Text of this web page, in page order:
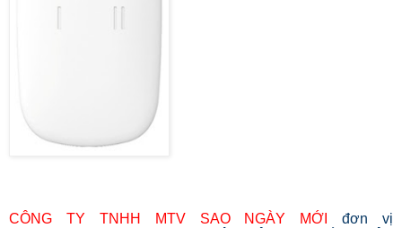
CÔNG TY TNHH MTV SAO NGÀY MỚI đơn vị